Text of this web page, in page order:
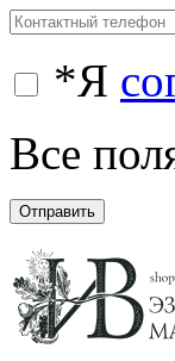
*Я
Все
Отправить